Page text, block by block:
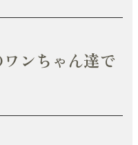
ンちゃん達で